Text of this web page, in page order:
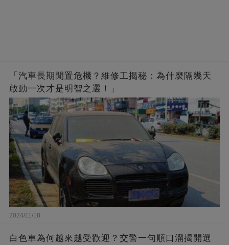
「汽車長期閒置危機？維修工揭秘：為什麼隔幾天
啟動一次才是明智之選！」
2024/11/18
白色車為何越來越受歡迎？交警一句順口溜揭開選